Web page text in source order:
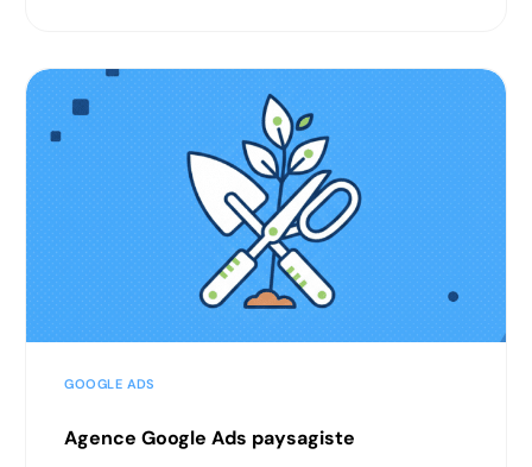
GOOGLE ADS
Agence Google Ads paysagiste